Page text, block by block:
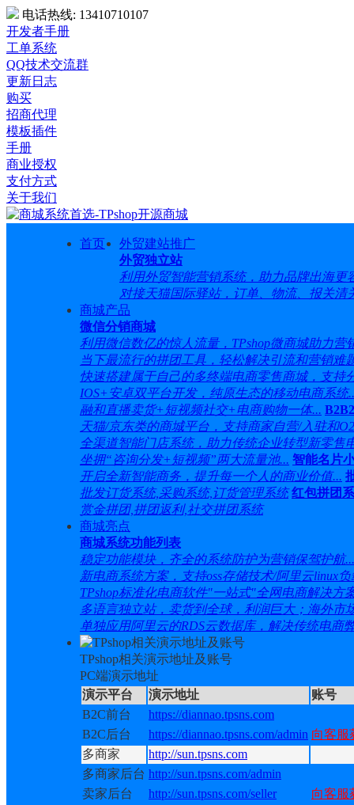
电话热线: 13410710107
开发者手册
工单系统
QQ技术交流群
更新日志
购买
招商代理
模板插件
手册
商业授权
支付方式
关于我们
首页
外贸建站推广
外贸独立站
利用外贸智能营销系统，助力品牌出海更
对接天猫国际驿站，订单、物流、报关清
商城产品
微信分销商城
利用微信数亿的惊人流量，TPshop微商城助力营
当下最流行的拼团工具，轻松解决引流和营销难
快速搭建属于自己的多终端电商零售商城，支持
IOS+安卓双平台开发，纯原生态的移动电商系统
融和直播卖货+短视频社交+电商购物一体...
天猫/京东类的商城平台，支持商家自营/入驻和
全渠道智能门店系统，助力传统企业转型新零售
坐拥“咨询分发+短视频”两大流量池... 智能名片
开启全新智能商务，提升每一个人的商业价值...
批发订货系统,采购系统,订货管理系统 红包拼团
赏金拼团,拼团返利,社交拼团系统
商城亮点
商城系统功能列表
稳定功能模块，齐全的系统防护为营销保驾护航...
新电商系统方案，支持oss存储技术/阿里云linux负
TPshop标准化电商软件"一站式"全网电商解决方
多语言独立站，卖货到全球，利润巨大；海外市
单独应用阿里云的RDS云数据库，解决传统电商
TPshop相关演示地址及账号
PC端演示地址
演示平台
演示地址
账号
B2C前台
https://diannao.tpsns.com
B2C后台
https://diannao.tpsns.com/admin 向客服
多商家
http://sun.tpsns.com
多商家后台 http://sun.tpsns.com/admin
卖家后台
http://sun.tpsns.com/seller
向客服